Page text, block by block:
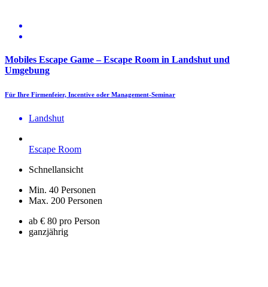
Mobiles Escape Game – Escape Room in Landshut und
Umgebung
Für Ihre Firmenfeier, Incentive oder Management-Seminar
Landshut
Escape Room
Schnellansicht
Min. 40 Personen
Max. 200 Personen
ab € 80 pro Person
ganzjährig